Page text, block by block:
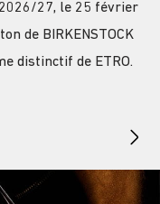
27, le 25 février
de BIRKENSTOCK
distinctif de ETRO.